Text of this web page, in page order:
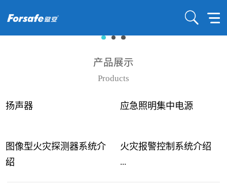
产品展示
Products
扬声器 应急照明集中电源
图像型火灾探测器系统介
绍
...
火灾报警控制系统介绍
...